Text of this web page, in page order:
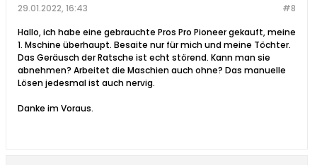
#8
29.01.2022, 16:43
Hallo, ich habe eine gebrauchte Pros Pro Pioneer gekauft, meine
1. Mschine überhaupt. Besaite nur für mich und meine Töchter.
Das Geräusch der Ratsche ist echt störend. Kann man sie
abnehmen? Arbeitet die Maschien auch ohne? Das manuelle
Lösen jedesmal ist auch nervig.
Danke im Voraus.